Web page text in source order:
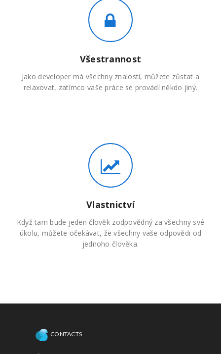
Všestrannost
Jako developer má všechny znalosti, můžete zůstat a
relaxovat, zatímco vaše práce se provádí někdo jiný.
Vlastnictví
Když tam bude jeden člověk zodpovědný za všechny své
úkolu, můžete očekávat, že všechny vaše odpovědi od
jednoho člověka.
CONTACTS